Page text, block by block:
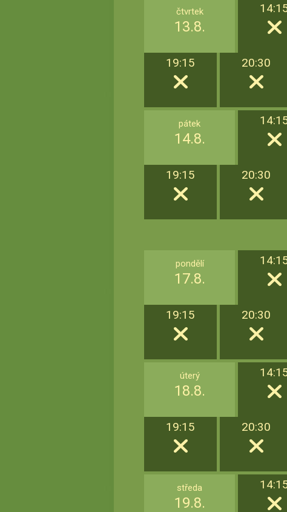
čtvrtek
13.8.
19:15 20:30
pátek
14.8.
19:15 20:30
pondělí
17.8.
19:15 20:30
úterý
18.8.
19:15 20:30
středa
19.8.